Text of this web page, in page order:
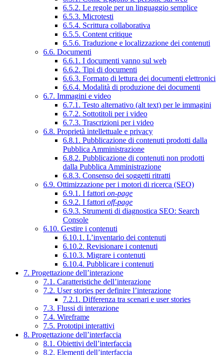
6.5.2. Le regole per un linguaggio semplice
6.5.3. Microtesti
6.5.4. Scrittura collaborativa
6.5.5. Content critique
6.5.6. Traduzione e localizzazione dei contenuti
6.6. Documenti
6.6.1. I documenti vanno sul web
6.6.2. Tipi di documenti
6.6.3. Formato di lettura dei documenti elettronici
6.6.4. Modalità di produzione dei documenti
6.7. Immagini e video
6.7.1. Testo alternativo (alt text) per le immagini
6.7.2. Sottotitoli per i video
6.7.3. Trascrizioni per i video
6.8. Proprietà intellettuale e privacy
6.8.1. Pubblicazione di contenuti prodotti dalla
Pubblica Amministrazione
6.8.2. Pubblicazione di contenuti non prodotti
dalla Pubblica Amministrazione
6.8.3. Consenso dei soggetti ritratti
6.9. Ottimizzazione per i motori di ricerca (SEO)
6.9.1. I fattori on-page
6.9.2. I fattori off-page
6.9.3. Strumenti di diagnostica SEO: Search
Console
6.10. Gestire i contenuti
6.10.1. L’inventario dei contenuti
6.10.2. Revisionare i contenuti
6.10.3. Migrare i contenuti
6.10.4. Pubblicare i contenuti
7. Progettazione dell’interazione
7.1. Caratteristiche dell’interazione
7.2. User stories per definire l’interazione
7.2.1. Differenza tra scenari e user stories
7.3. Flussi di interazione
7.4. Wireframe
7.5. Prototipi interattivi
8. Progettazione dell’interfaccia
8.1. Obiettivi dell’interfaccia
8.2. Elementi dell’interfaccia